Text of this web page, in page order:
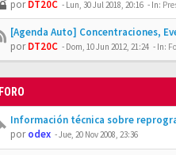
porDT20C - Lun, 30 Jul 2018, 20:16 - In:
[Agenda Auto] Concentraciones,
porDT20C - Dom, 10 Jun 2012, 21:24 - In:
FORO
Información técnica sobre
porodex -Jue, 20 Nov 2008, 23:36